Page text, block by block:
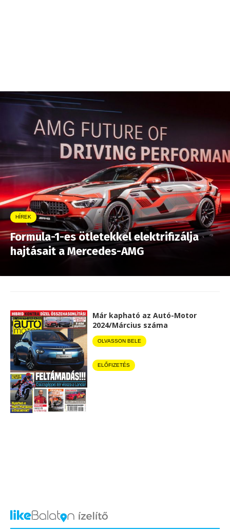
HÍREK
Formula-1-es ötletekkel elektrifizálja
hajtásait a Mercedes-AMG
Már kapható az Autó-Motor
2024/Március száma
OLVASSON BELE
ELŐFIZETÉS